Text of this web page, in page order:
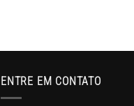
ENTRE EM CONTATO